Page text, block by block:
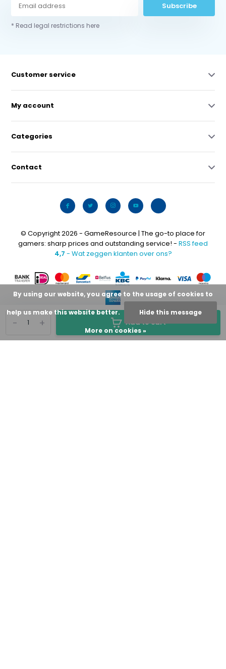
+
- Add to cart
Subscribe
* Read legal restrictions here
Customer service
My account
Categories
Contact
© Copyright 2026 - GameResource | The go-to place for
gamers: sharp prices and outstanding service! - RSS feed
4,7 - Wat zeggen klanten over ons?
By using our website, you agree to the usage of cookies to
help us make this website better. Hide this message
More on cookies »